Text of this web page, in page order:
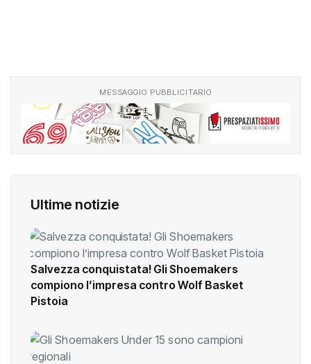
MESSAGGIO PUBBLICITARIO
Ultime notizie
Salvezza conquistata! Gli Shoemakers
compiono l’impresa contro Wolf Basket
Pistoia